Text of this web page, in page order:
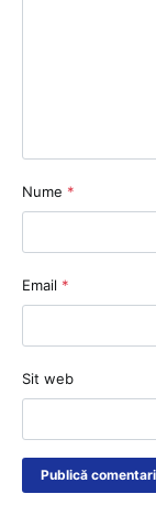
Nume *
Email *
Sit web